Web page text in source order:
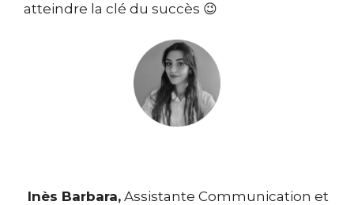
atteindre la clé du succès 😉
Inès Barbara, Assistante Communication et